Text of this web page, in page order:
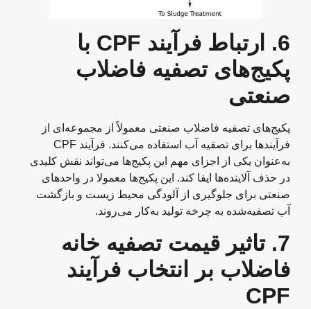
6. ارتباط فرآیندCPF
با
پکیج‌های تصفیه فاضلاب
صنعتی
پکیج‌های تصفیه فاضلاب صنعتی معمولاً از مجموعه‌ای از
فرآیندها برای تصفیه آب استفاده می‌کنند. فرآیند CPF
به‌عنوان یکی از اجزای مهم این پکیج‌ها می‌تواند نقش کلیدی
در حذف آلاینده‌ها ایفا کند. این پکیج‌ها معمولا در واحدهای
صنعتی برای جلوگیری از آلودگی محیط زیست و بازگشت
آب تصفیه‌شده به چرخه تولید به‌کار می‌روند.
7.
تاثیر قیمت تصفیه خانه
فاضلاب بر انتخاب فرآیند
CPF